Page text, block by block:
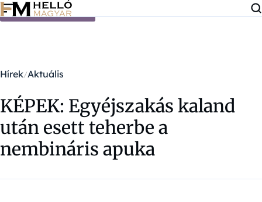
Ugrás a tartalomra
Hírek Aktuális
KÉPEK: Egyéjszakás kaland
után esett teherbe a
nembináris apuka